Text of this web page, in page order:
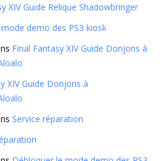
XIV Guide Relique Shadowbringer
demo des PS3 kiosk
Final Fantasy XIV Guide Donjons à
XIV Guide Donjons à
Service réparation